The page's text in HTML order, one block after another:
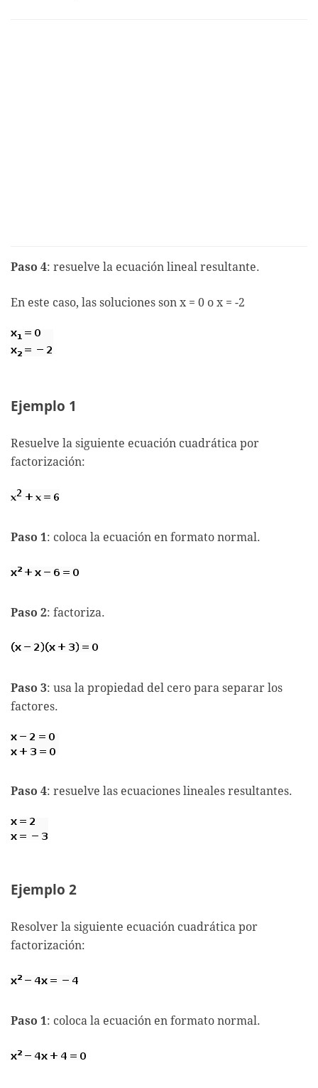
Paso 4: resuelve la ecuación lineal resultante.
En este caso, las soluciones son x = 0 o x = -2
Ejemplo 1
Resuelve la siguiente ecuación cuadrática por
factorización:
Paso 1 : coloca la ecuación en formato normal.
Paso 2: factoriza.
Paso 3: usa la propiedad del cero para separar los
factores.
Paso 4: resuelve las ecuaciones lineales resultantes.
Ejemplo 2
Resolver la siguiente ecuación cuadrática por
factorización:
Paso 1: coloca la ecuación en formato normal.